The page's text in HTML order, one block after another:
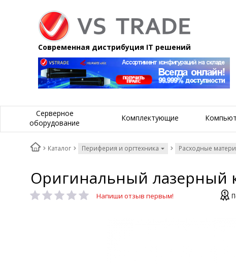
Современная дистрибуция IT решений
Серверное
оборудование
Комплектующие
Каталог Периферия и оргтехника Расходные
Оригинальный лазерный
Напиши отзыв первым!